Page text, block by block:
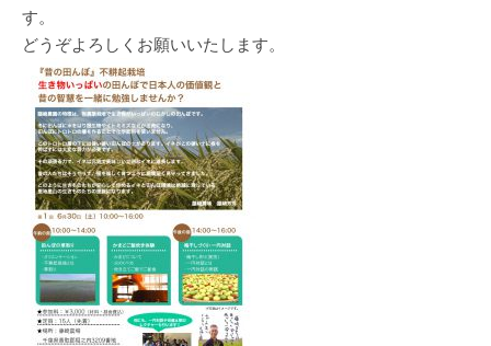
す。
どうぞよろしくお願いいたします。